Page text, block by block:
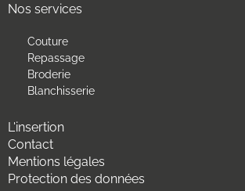
Nos services
Couture
Repassage
Broderie
Blanchisserie
L'insertion
Contact
Mentions légales
Protection des données